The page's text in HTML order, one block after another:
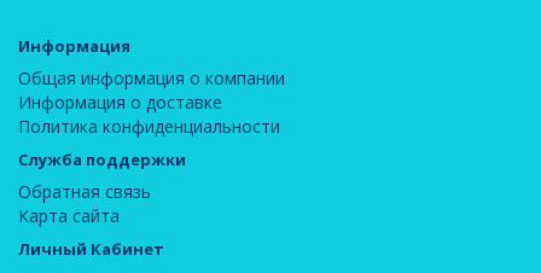
Информация
Общая информация о компании
Информация о доставке
Политика конфиденциальности
Служба поддержки
Обратная связь
Карта сайта
Личный Кабинет